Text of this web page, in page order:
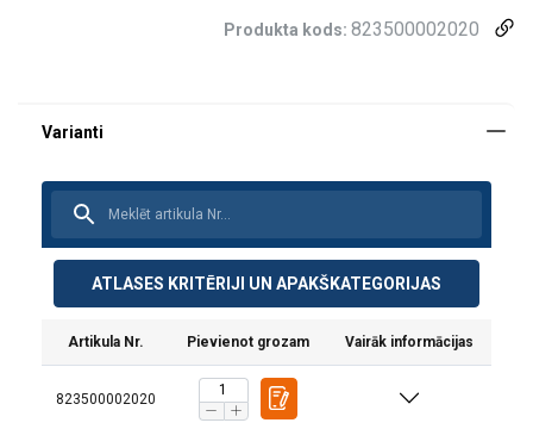
Produkta kods: 823500002020
ATLASES KRITĒRIJI UN APAKŠKATEGORIJAS
Artikula Nr. Pievienot grozam Vairāk informācijas
823500002020